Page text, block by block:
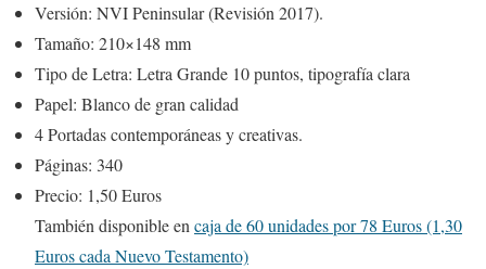
Versión: NVI Peninsular (Revisión 2017).
Tamaño: 210×148 mm
Tipo de Letra: Letra Grande 10 puntos, tipografía clara
Papel: Blanco de gran calidad
4 Portadas contemporáneas y creativas.
Páginas: 340
Precio: 1,50 Euros
También disponible encaja de 60 unidades por 78 Euros (1,30
Euros cada Nuevo Testamento)